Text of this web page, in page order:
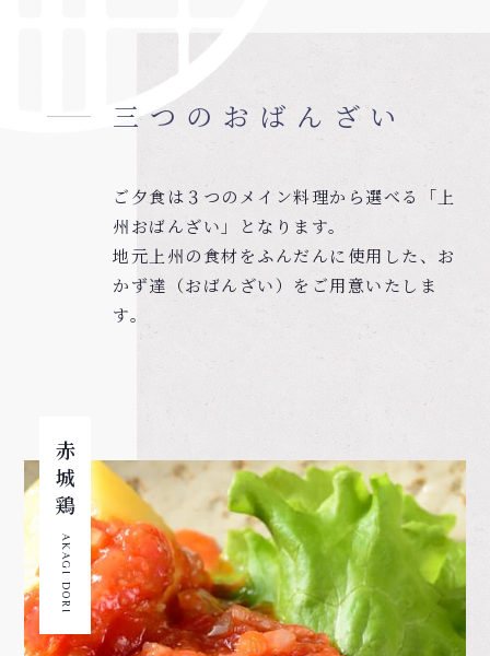
三つのおばんざい
ご夕食は３つのメイン料理から選べる「上
州おばんざい」となります。
地元上州の食材をふんだんに使用した、お
かず達（おばんざい）をご用意いたしま
す。
赤城鶏
AKAGI DORI